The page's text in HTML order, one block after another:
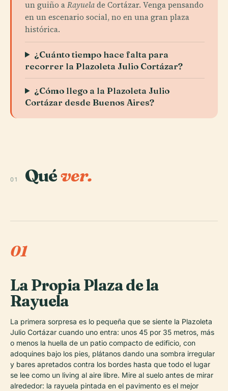
un guiño aRayuelade Cortázar. Venga pensando
en un escenario social, no en una gran plaza
histórica.
¿Cuánto tiempo hace falta para
recorrer la Plazoleta Julio Cortázar?
¿Cómo llego a la Plazoleta Julio
Cortázar desde Buenos Aires?
01 Quéver.
01
La Propia Plaza de la
Rayuela
La primera sorpresa es lo pequeña que se siente la Plazoleta
Julio Cortázar cuando uno entra: unos 45 por 35 metros, más
o menos la huella de un patio compacto de edificio, con
adoquines bajo los pies, plátanos dando una sombra irregular
y bares apretados contra los bordes hasta que todo el lugar
se lee como un living al aire libre. Mire al suelo antes de mirar
alrededor: la rayuela pintada en el pavimento es el mejor